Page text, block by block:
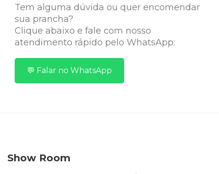
Tem alguma dúvida ou quer encomendar
sua prancha?
Clique abaixo e fale com nosso
atendimento rápido pelo WhatsApp:
💬 Falar no WhatsApp
Show Room